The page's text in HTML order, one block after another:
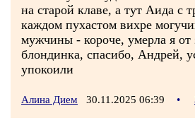
на старой клаве, а тут Аида с
каждом пухастом вихре
мужчины - короче, умерла я от
блондинка, спасибо, Андрей,
упокоили
Алина Дием 30.11.2025 06:39 •